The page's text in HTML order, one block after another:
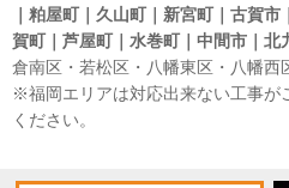
｜粕屋町｜久山町｜新宮町｜古賀
賀町｜芦屋町｜水巻町｜中間市｜北
倉南区・若松区・八幡東区・八幡西
※福岡エリアは対応出来ない工事が
ください。